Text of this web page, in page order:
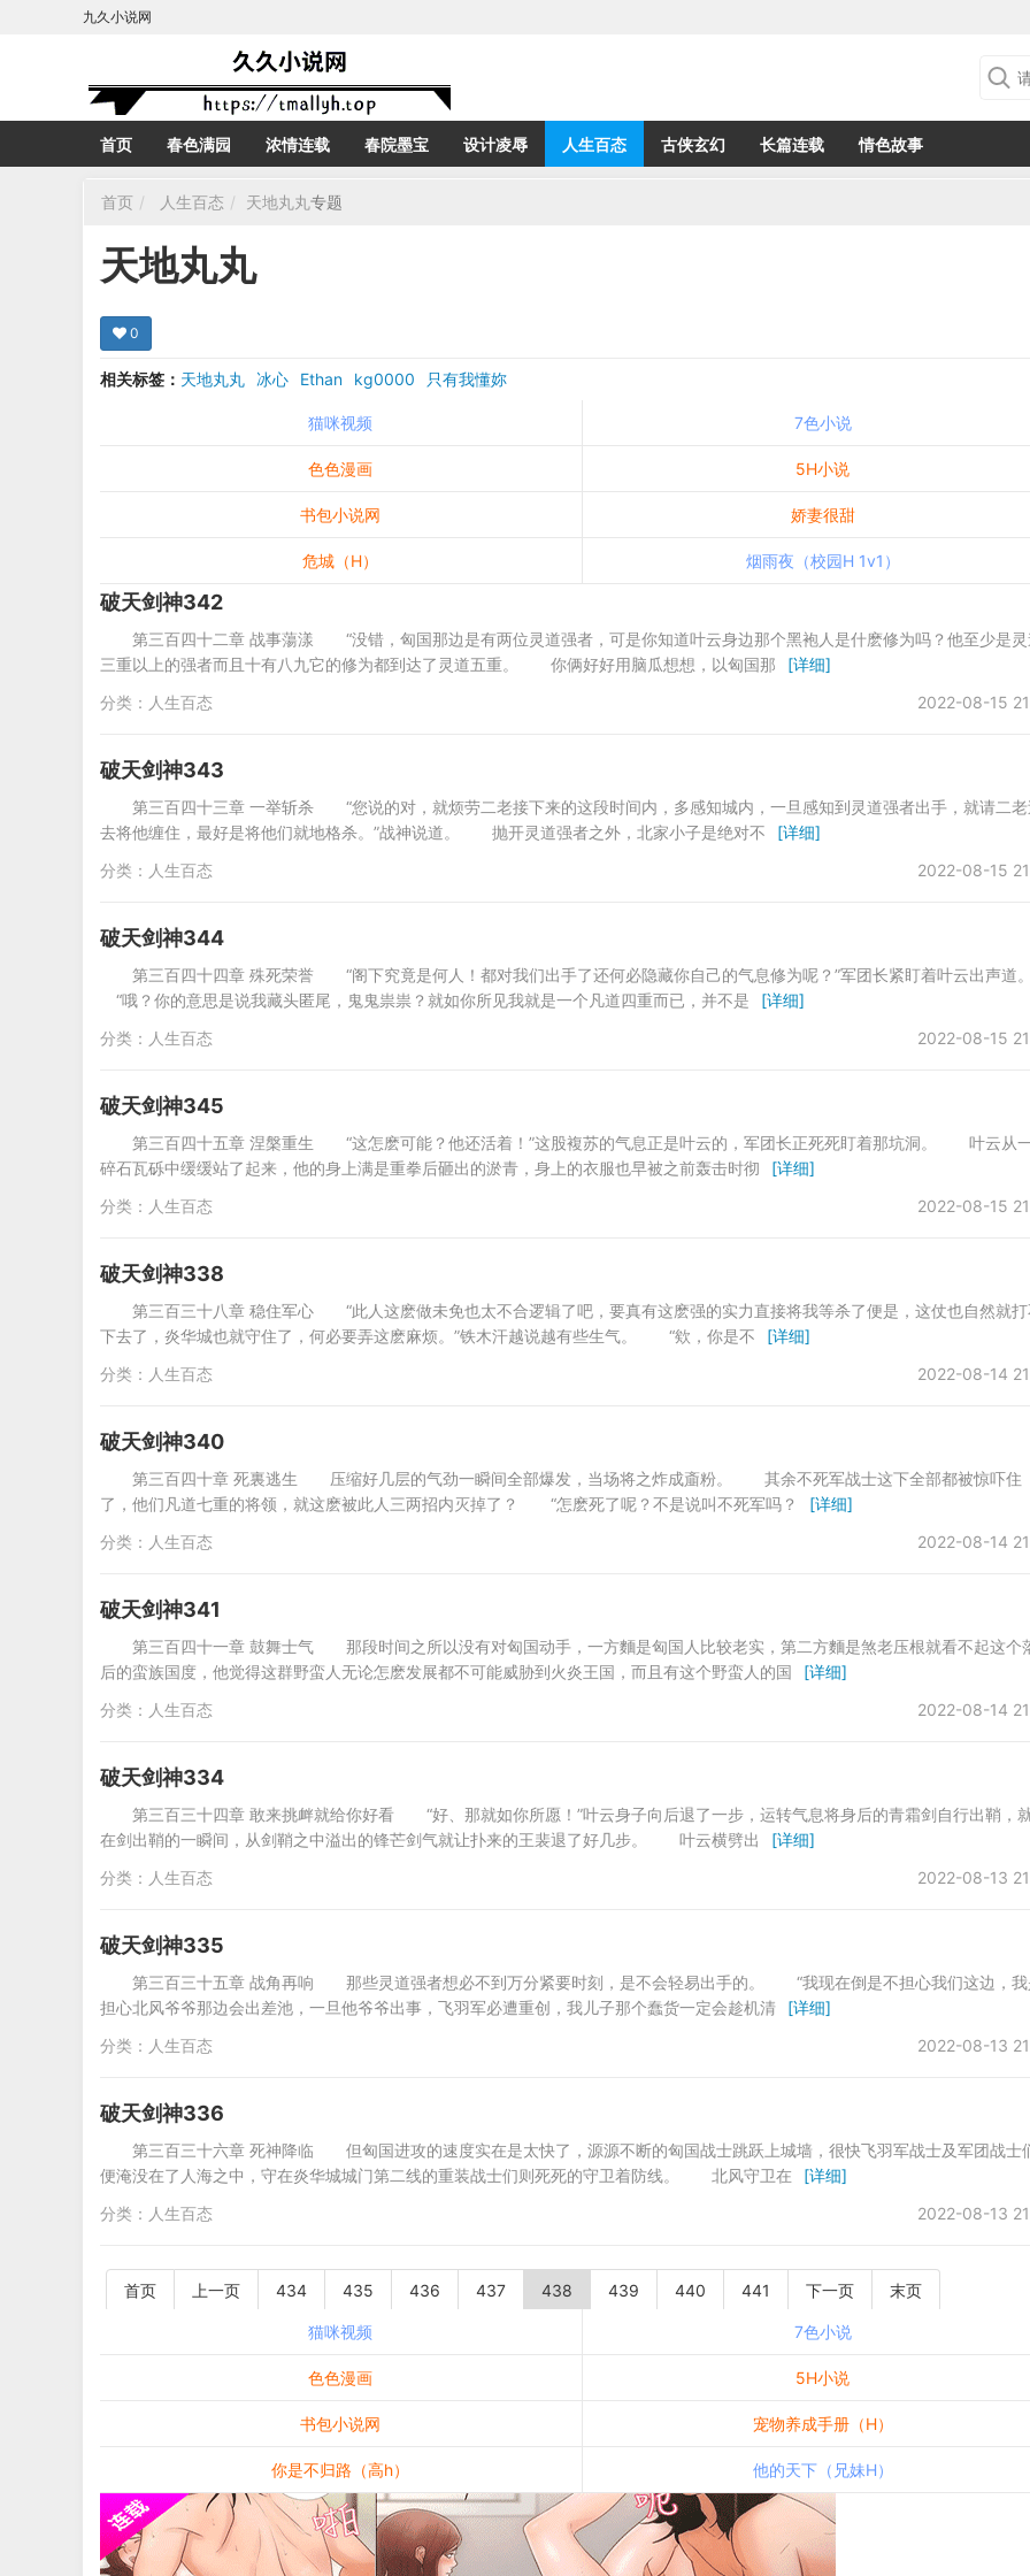
九久小说网
首页 春色满园 浓情连载 春院墨宝 设计凌辱 人生百态 古侠玄幻 长篇连载 情色故事
首页 人生百态 天地丸丸专题
天地丸丸
0
相关标签： 天地丸丸 冰心 Ethan kg0000 只有我懂妳
猫咪视频 7色小说
色色漫画 5H小说
书包小说网 娇妻很甜
危城（H） 烟雨夜（校园H 1v1）
破天剑神342
第三百四十二章 战事蕩漾 “没错，匈国那边是有两位灵道强者，可是你知道叶云身边那个黑袍人是什麽修为吗？他至少是灵
三重以上的强者而且十有八九它的修为都到达了灵道五重。 你俩好好用脑瓜想想，以匈国那
[详细]
2022-08-15
分类： 人生百态
破天剑神343
第三百四十三章 一举斩杀 “您说的对，就烦劳二老接下来的这段时间内，多感知城内，一旦感知到灵道强者出手，就请二老
去将他缠住，最好是将他们就地格杀。”战神说道。 抛开灵道强者之外，北家小子是绝对不
[详细]
2022-08-15
分类： 人生百态
破天剑神344
第三百四十四章 殊死荣誉 “阁下究竟是何人！都对我们出手了还何必隐藏你自己的气息修为呢？”军团长紧盯着叶云出声道
“哦？你的意思是说我藏头匿尾，鬼鬼祟祟？就如你所见我就是一个凡道四重而已，并不是
[详细]
2022-08-15
分类： 人生百态
破天剑神345
第三百四十五章 涅槃重生 “这怎麽可能？他还活着！”这股複苏的气息正是叶云的，军团长正死死盯着那坑洞。 叶云从
碎石瓦砾中缓缓站了起来，他的身上满是重拳后砸出的淤青，身上的衣服也早被之前轰击时彻
[详细]
2022-08-15
分类： 人生百态
破天剑神338
第三百三十八章 稳住军心 “此人这麽做未免也太不合逻辑了吧，要真有这麽强的实力直接将我等杀了便是，这仗也自然就打
下去了，炎华城也就守住了，何必要弄这麽麻烦。”铁木汗越说越有些生气。 “欸，你是不
[详细]
2022-08-14
分类： 人生百态
破天剑神340
第三百四十章 死裏逃生 压缩好几层的气劲一瞬间全部爆发，当场将之炸成齑粉。 其余不死军战士这下全部都被惊吓住
了，他们凡道七重的将领，就这麽被此人三两招内灭掉了？ “怎麽死了呢？不是说叫不死军吗？
[详细]
2022-08-14
分类： 人生百态
破天剑神341
第三百四十一章 鼓舞士气 那段时间之所以没有对匈国动手，一方麵是匈国人比较老实，第二方麵是煞老压根就看不起这个
后的蛮族国度，他觉得这群野蛮人无论怎麽发展都不可能威胁到火炎王国，而且有这个野蛮人的国
[详细]
2022-08-14
分类： 人生百态
破天剑神334
第三百三十四章 敢来挑衅就给你好看 “好、那就如你所愿！”叶云身子向后退了一步，运转气息将身后的青霜剑自行出鞘，
在剑出鞘的一瞬间，从剑鞘之中溢出的锋芒剑气就让扑来的王裴退了好几步。 叶云横劈出
[详细]
2022-08-13
分类： 人生百态
破天剑神335
第三百三十五章 战角再响 那些灵道强者想必不到万分紧要时刻，是不会轻易出手的。 “我现在倒是不担心我们这边，我
担心北风爷爷那边会出差池，一旦他爷爷出事，飞羽军必遭重创，我儿子那个蠢货一定会趁机清
[详细]
2022-08-13
分类： 人生百态
破天剑神336
第三百三十六章 死神降临 但匈国进攻的速度实在是太快了，源源不断的匈国战士跳跃上城墙，很快飞羽军战士及军团战士
便淹没在了人海之中，守在炎华城城门第二线的重装战士们则死死的守卫着防线。 北风守卫在
[详细]
2022-08-13
分类： 人生百态
首页 上一页 434 435 436 437 438 439 440 441 下一页 末页
猫咪视频 7色小说
色色漫画 5H小说
书包小说网 宠物养成手册（H）
你是不归路（高h） 他的天下（兄妹H）